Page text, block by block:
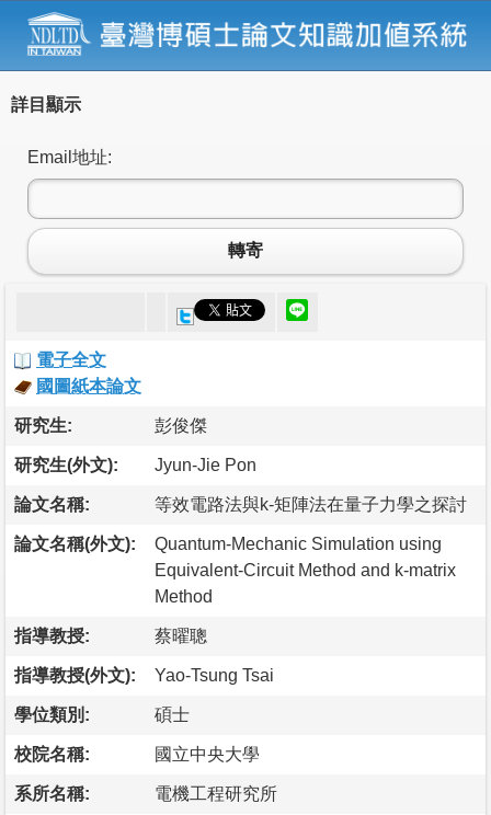
詳目顯示
Email地址:
轉寄
電子全文
國圖紙本論文
研究生: 彭俊傑
研究生(外文): Jyun-Jie Pon
論文名稱: 等效電路法與k-矩陣法在量子力學之探討
論文名稱(外文):
Quantum-Mechanic Simulation using
Equivalent-Circuit Method and k-matrix
Method
指導教授: 蔡曜聰
指導教授(外文): Yao-Tsung Tsai
學位類別: 碩士
校院名稱: 國立中央大學
系所名稱: 電機工程研究所